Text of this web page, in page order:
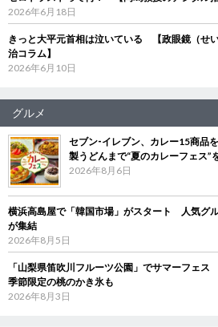
2026年6月18日
きっと大平元首相は泣いている 【政眼鏡（せ
治コラム】
2026年6月10日
グルメ
セブン‐イレブン、カレー15商品
製うどんまで“夏のカレーフェス”
2026年8月6日
横浜高島屋で「韓国市場」がスタート 人気グ
が集結
2026年8月5日
「山梨県笛吹川フルーツ公園」でサマーフェス
季節限定の桃のかき氷も
2026年8月3日